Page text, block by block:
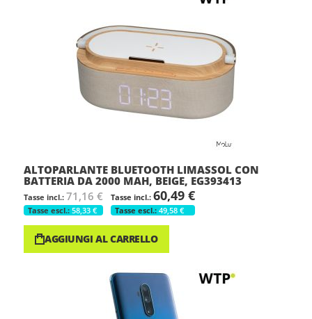
ALTOPARLANTE BLUETOOTH LIMASSOL CON
BATTERIA DA 2000 MAH, BEIGE, EG393413
71,16 €
58,33 €
60,49 €
49,58 €
AGGIUNGI AL CARRELLO